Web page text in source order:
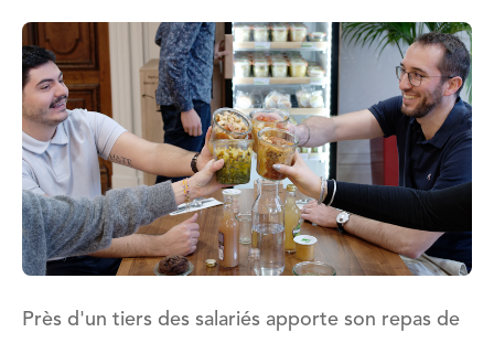
Près d'un tiers des salariés apporte son repas de